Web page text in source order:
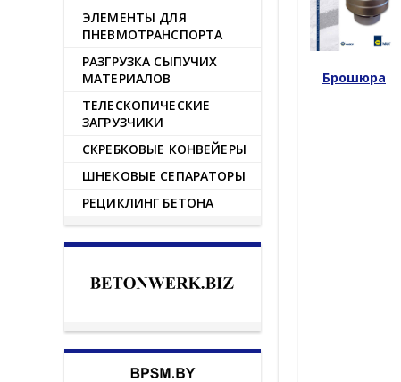
ЭЛЕМЕНТЫ ДЛЯ
ПНЕВМОТРАНСПОРТА
РАЗГРУЗКА СЫПУЧИХ
МАТЕРИАЛОВ
ТЕЛЕСКОПИЧЕСКИЕ
ЗАГРУЗЧИКИ
СКРЕБКОВЫЕ КОНВЕЙЕРЫ
ШНЕКОВЫЕ СЕПАРАТОРЫ
РЕЦИКЛИНГ БЕТОНА
Брошюра